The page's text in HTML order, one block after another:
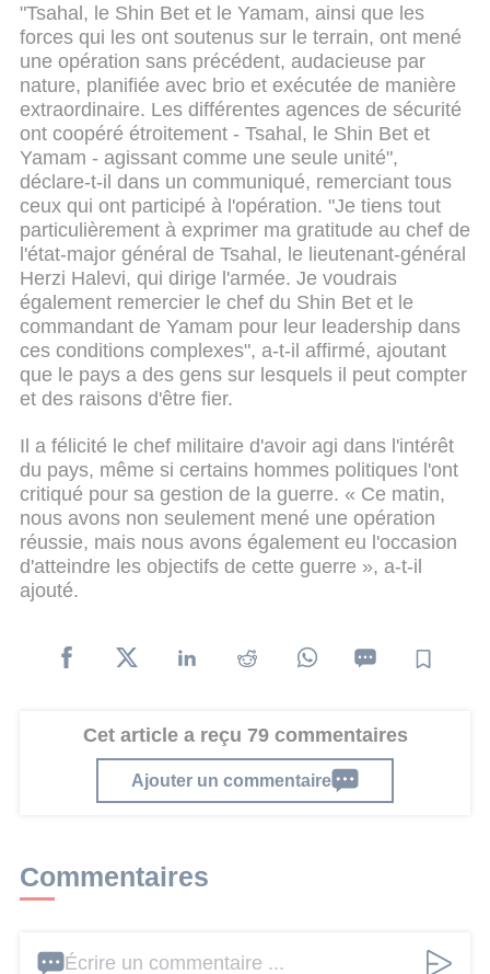
"Tsahal, le Shin Bet et le Yamam, ainsi que les
forces qui les ont soutenus sur le terrain, ont mené
une opération sans précédent, audacieuse par
nature, planifiée avec brio et exécutée de manière
extraordinaire. Les différentes agences de sécurité
ont coopéré étroitement - Tsahal, le Shin Bet et
Yamam - agissant comme une seule unité",
déclare-t-il dans un communiqué, remerciant tous
ceux qui ont participé à l'opération. "Je tiens tout
particulièrement à exprimer ma gratitude au chef de
l'état-major général de Tsahal, le lieutenant-général
Herzi Halevi, qui dirige l'armée. Je voudrais
également remercier le chef du Shin Bet et le
commandant de Yamam pour leur leadership dans
ces conditions complexes", a-t-il affirmé, ajoutant
que le pays a des gens sur lesquels il peut compter
et des raisons d'être fier.
Il a félicité le chef militaire d'avoir agi dans l'intérêt
du pays, même si certains hommes politiques l'ont
critiqué pour sa gestion de la guerre. « Ce matin,
nous avons non seulement mené une opération
réussie, mais nous avons également eu l'occasion
d'atteindre les objectifs de cette guerre », a-t-il
ajouté.
Cet article a reçu 79 commentaires
Ajouter un commentaire
Commentaires
Écrire un commentaire ...